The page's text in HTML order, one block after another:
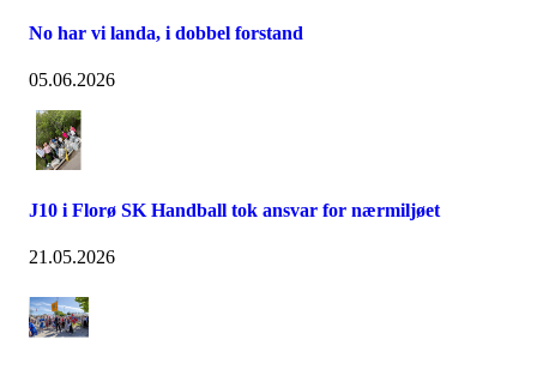
No har vi landa, i dobbel forstand
05.06.2026
J10 i Florø SK Handball tok ansvar for nærmiljøet
21.05.2026